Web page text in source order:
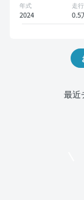
年式
2024
走
0.5
最近